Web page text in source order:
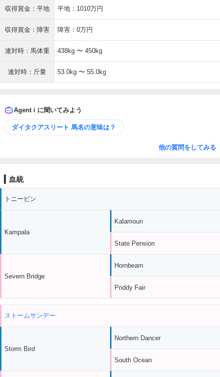
収得賞金：平地 平地：1010万円
収得賞金：障害 障害：0万円
連対時：馬体重 438kg 〜 450kg
連対時：斤量 53.0kg 〜 55.0kg
Agent i に聞いてみよう
ダイタクアスリート 馬名の意味は？
他の質問をしてみる
血統
トニービン
Kampala
Severn Bridge
Kalamoun
State Pension
Hornbeam
Priddy Fair
ストームサンデー
Storm Bird
Northern Dancer
South Ocean